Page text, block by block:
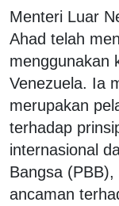
Menteri Luar
Ahad telah
menggunakan
Venezuela. Ia
merupakan
terhadap
internasional
Bangsa
ancaman